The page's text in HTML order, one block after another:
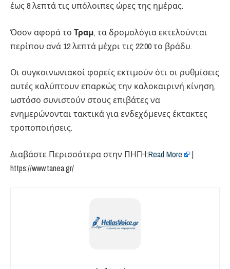
έως 8 λεπτά τις υπόλοιπες ώρες της ημέρας.
Όσον αφορά το Τραμ, τα δρομολόγια εκτελούνται
περίπου ανά 12 λεπτά μέχρι τις 22:00 το βράδυ.
Οι συγκοινωνιακοί φορείς εκτιμούν ότι οι ρυθμίσεις
αυτές καλύπτουν επαρκώς την καλοκαιρινή κίνηση,
ωστόσο συνιστούν στους επιβάτες να
ενημερώνονται τακτικά για ενδεχόμενες έκτακτες
τροποποιήσεις.
Διαβάστε Περισσότερα στην ΠΗΓΗ:​Read More
|
https://www.tanea.gr/